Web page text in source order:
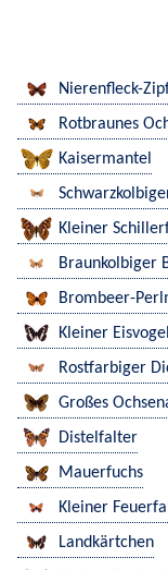
Nierenfleck-
Rotbraunes
Kaisermantel
Kleiner
Braunkolbiger
Brombeer-
Kleiner Eisvogel
Rostfarbiger
Großes
Distelfalter
Mauerfuchs
Kleiner
Landkärtchen